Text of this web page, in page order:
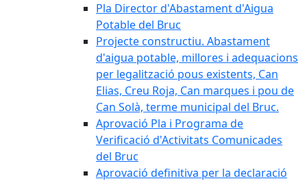
Pla Director d'Abastament d'Aigua
Potable del Bruc
Projecte constructiu. Abastament
d'aigua potable, millores i adequacions
per legalització pous existents, Can
Elias, Creu Roja, Can marques i pou de
Can Solà, terme municipal del Bruc.
Aprovació Pla i Programa de
Verificació d'Activitats Comunicades
del Bruc
Aprovació definitiva per la declaració